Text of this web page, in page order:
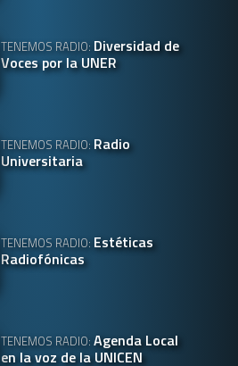
TENEMOS RADIO: Diversidad de
Voces por la UNER
TENEMOS RADIO: Radio
Universitaria
TENEMOS RADIO: Estéticas
Radiofónicas
TENEMOS RADIO:Agenda Local
en la voz de la UNICEN